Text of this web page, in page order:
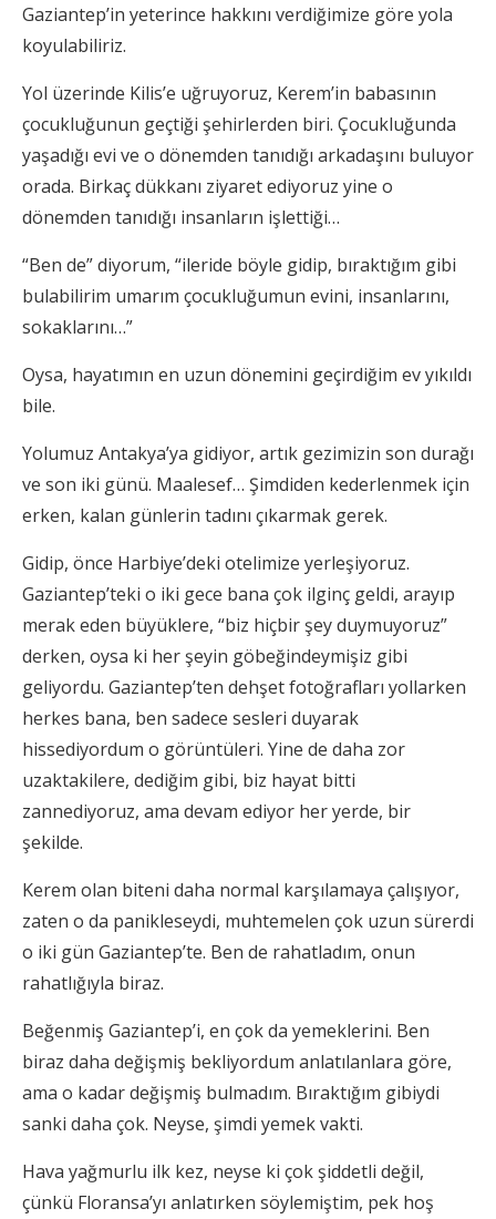
Gaziantep’in yeterince hakkını verdiğimize göre yola
koyulabiliriz.
Yol üzerinde Kilis’e uğruyoruz, Kerem’in babasının
çocukluğunun geçtiği şehirlerden biri. Çocukluğunda
yaşadığı evi ve o dönemden tanıdığı arkadaşını buluyor
orada. Birkaç dükkanı ziyaret ediyoruz yine o
dönemden tanıdığı insanların işlettiği…
“Ben de” diyorum, “ileride böyle gidip, bıraktığım gibi
bulabilirim umarım çocukluğumun evini, insanlarını,
sokaklarını…”
Oysa, hayatımın en uzun dönemini geçirdiğim ev yıkıldı
bile.
Yolumuz Antakya’ya gidiyor, artık gezimizin son durağı
ve son iki günü. Maalesef… Şimdiden kederlenmek için
erken, kalan günlerin tadını çıkarmak gerek.
Gidip, önce Harbiye’deki otelimize yerleşiyoruz.
Gaziantep’teki o iki gece bana çok ilginç geldi, arayıp
merak eden büyüklere, “biz hiçbir şey duymuyoruz”
derken, oysa ki her şeyin göbeğindeymişiz gibi
geliyordu. Gaziantep’ten dehşet fotoğrafları yollarken
herkes bana, ben sadece sesleri duyarak
hissediyordum o görüntüleri. Yine de daha zor
uzaktakilere, dediğim gibi, biz hayat bitti
zannediyoruz, ama devam ediyor her yerde, bir
şekilde.
Kerem olan biteni daha normal karşılamaya çalışıyor,
zaten o da panikleseydi, muhtemelen çok uzun sürerdi
o iki gün Gaziantep’te. Ben de rahatladım, onun
rahatlığıyla biraz.
Beğenmiş Gaziantep’i, en çok da yemeklerini. Ben
biraz daha değişmiş bekliyordum anlatılanlara göre,
ama o kadar değişmiş bulmadım. Bıraktığım gibiydi
sanki daha çok. Neyse, şimdi yemek vakti.
Hava yağmurlu ilk kez, neyse ki çok şiddetli değil,
çünkü Floransa’yı anlatırken söylemiştim, pek hoş